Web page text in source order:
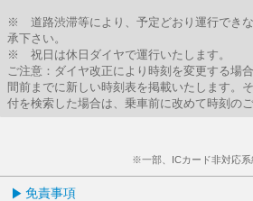
※ 道路渋滞等により、予定どおり運行でき
承下さい。
※ 祝日は休日ダイヤで運行いたします。
ご注意：ダイヤ改正により時刻を変更する場
間前までに新しい時刻表を掲載いたします。
付を検索した場合は、乗車前に改めて時刻の
※一部、ICカード非対応系
免責事項